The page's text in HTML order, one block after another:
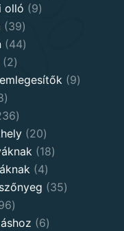
olló 99
3939
products
4444
22
products
99
8
products
236
products
2020
products
1818
44
products
3535
96
products
66